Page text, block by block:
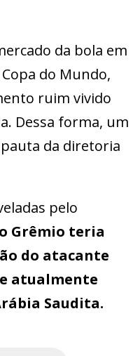
da bola em
do Mundo,
ruim vivido
Dessa forma, um
da diretoria
pelo
o Grêmio teria
do atacante
atualmente
Saudita.